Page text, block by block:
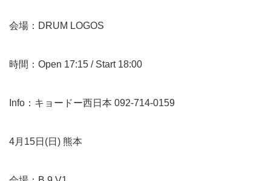
会場：DRUM LOGOS
時間：Open 17:15 / Start 18:00
Info：キョードー西日本 092-714-0159
4月15日(日) 熊本